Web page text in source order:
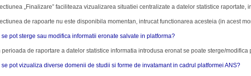
„Finalizare” faciliteaza vizualizarea situatiei centralizate a datelor statistice
de rapoarte nu este disponibila momentan, intrucat functionarea acesteia (in acest
se pot sterge sau modifica informatii eronate salvate in platforma?
perioada de raportare a datelor statistice informatia introdusa eronat se poate sterge/
se pot vizualiza diverse domenii de studii si forme de invatamant in cadrul platformei ANS?